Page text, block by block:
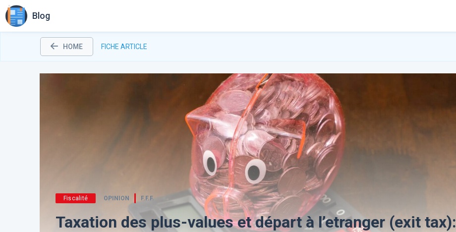
Blog
HOME FICHE ARTICLE
Fiscalité OPINION F.F.F.
​Taxation des plus-values et départ à l’etranger (exit tax):